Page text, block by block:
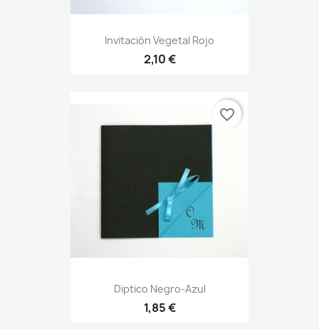
Invitación Vegetal Rojo
2,10 €
Diptico Negro-Azul
1,85 €
favorite_border